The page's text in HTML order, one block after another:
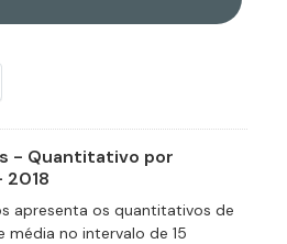
- Quantitativo por
2018
apresenta os quantitativos de
média no intervalo de 15